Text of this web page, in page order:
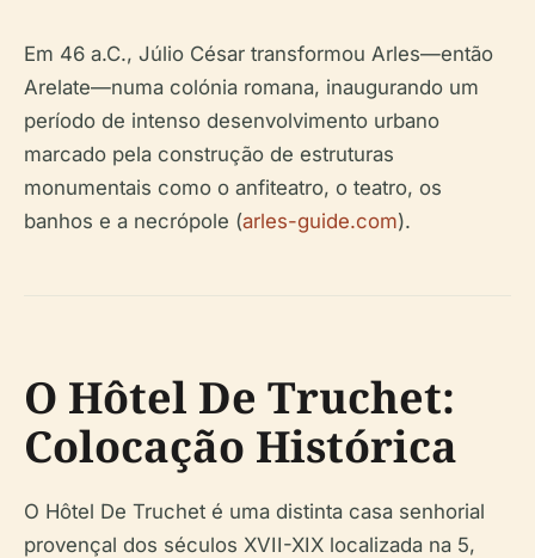
Em 46 a.C., Júlio César transformou Arles—então
Arelate—numa colónia romana, inaugurando um
período de intenso desenvolvimento urbano
marcado pela construção de estruturas
monumentais como o anfiteatro, o teatro, os
banhos e a necrópole (arles-guide.com).
O Hôtel De Truchet:
Colocação Histórica
O Hôtel De Truchet é uma distinta casa senhorial
provençal dos séculos XVII-XIX localizada na 5,